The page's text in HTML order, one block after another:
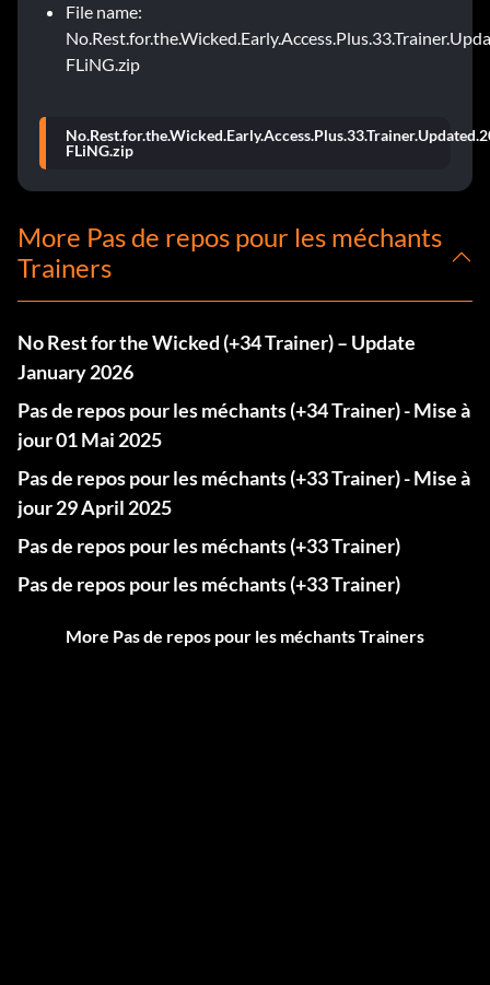
File name:
FLiNG.zip
FLiNG.zip
More Pas de repos pour les méchants
Trainers
No Rest for the Wicked (+34 Trainer) – Update
January 2026
Pas de repos pour les méchants (+34 Trainer) - Mise à
jour 01 Mai 2025
Pas de repos pour les méchants (+33 Trainer) - Mise à
jour 29 April 2025
Pas de repos pour les méchants (+33 Trainer)
Pas de repos pour les méchants (+33 Trainer)
More Pas de repos pour les méchants Trainers